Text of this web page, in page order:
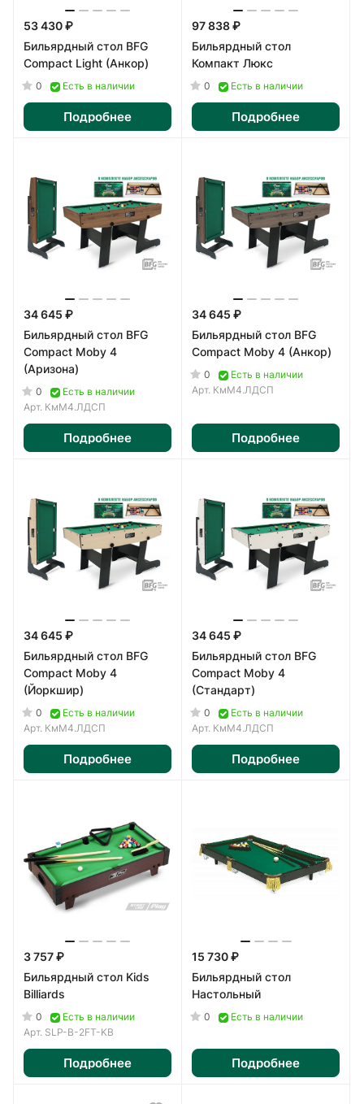
53 430 ₽
Бильярдный стол BFG
Compact Light (Анкор)
0 Есть в наличии
Подробнее
97 838 ₽
Бильярдный стол
Компакт Люкс
0 Есть в наличии
Подробнее
34 645 ₽
Бильярдный стол BFG
Compact Moby 4
(Аризона)
0
Есть в наличии
Арт. КмМ4.ЛДСП
Подробнее
34 645 ₽
Бильярдный стол BFG
Compact Moby 4 (Анкор)
0
Есть в наличии
Арт. КмМ4.ЛДСП
Подробнее
34 645 ₽
Бильярдный стол BFG
Compact Moby 4
(Йоркшир)
0
Есть в наличии
Арт. КмМ4.ЛДСП
Подробнее
34 645 ₽
Бильярдный стол BFG
Compact Moby 4
(Стандарт)
0
Есть в наличии
Арт. КмМ4.ЛДСП
Подробнее
3 757 ₽
Бильярдный стол Kids
Billiards
0
Есть в наличии
Арт. SLP-B-2FT-KB
Подробнее
15 730 ₽
Бильярдный стол
Настольный
0 Есть в наличии
Подробнее